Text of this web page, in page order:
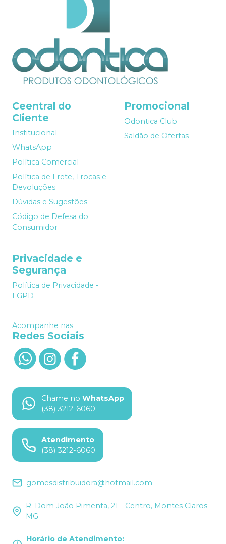
Ceentral do
Cliente
Institucional
WhatsApp
Política Comercial
Política de Frete, Trocas e
Devoluções
Dúvidas e Sugestões
Código de Defesa do
Consumidor
Promocional
Odontica Club
Saldão de Ofertas
Privacidade e
Segurança
Política de Privacidade -
LGPD
Acompanhe nas
Redes Sociais
Chame no WhatsApp
(38) 3212-6060
Atendimento
(38) 3212-6060
gomesdistribuidora@hotmail.com
R. Dom João Pimenta, 21 - Centro, Montes Claros -
MG
Horário de Atendimento: